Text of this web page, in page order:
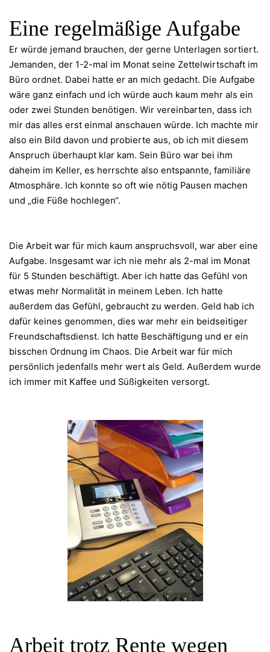
Eine regelmäßige Aufgabe
Er würde jemand brauchen, der gerne Unterlagen sortiert.
Jemanden, der 1-2-mal im Monat seine Zettelwirtschaft im
Büro ordnet. Dabei hatte er an mich gedacht. Die Aufgabe
wäre ganz einfach und ich würde auch kaum mehr als ein
oder zwei Stunden benötigen. Wir vereinbarten, dass ich
mir das alles erst einmal anschauen würde. Ich machte mir
also ein Bild davon und probierte aus, ob ich mit diesem
Anspruch überhaupt klar kam. Sein Büro war bei ihm
daheim im Keller, es herrschte also entspannte, familiäre
Atmosphäre. Ich konnte so oft wie nötig Pausen machen
und „die Füße hochlegen“.
Die Arbeit war für mich kaum anspruchsvoll, war aber eine
Aufgabe. Insgesamt war ich nie mehr als 2-mal im Monat
für 5 Stunden beschäftigt. Aber ich hatte das Gefühl von
etwas mehr Normalität in meinem Leben. Ich hatte
außerdem das Gefühl, gebraucht zu werden. Geld hab ich
dafür keines genommen, dies war mehr ein beidseitiger
Freundschaftsdienst. Ich hatte Beschäftigung und er ein
bisschen Ordnung im Chaos. Die Arbeit war für mich
persönlich jedenfalls mehr wert als Geld. Außerdem wurde
ich immer mit Kaffee und Süßigkeiten versorgt.
Arbeit trotz Rente wegen